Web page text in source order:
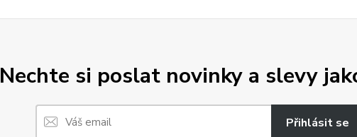
Nechte si poslat novinky a slevy
Přihlásit se